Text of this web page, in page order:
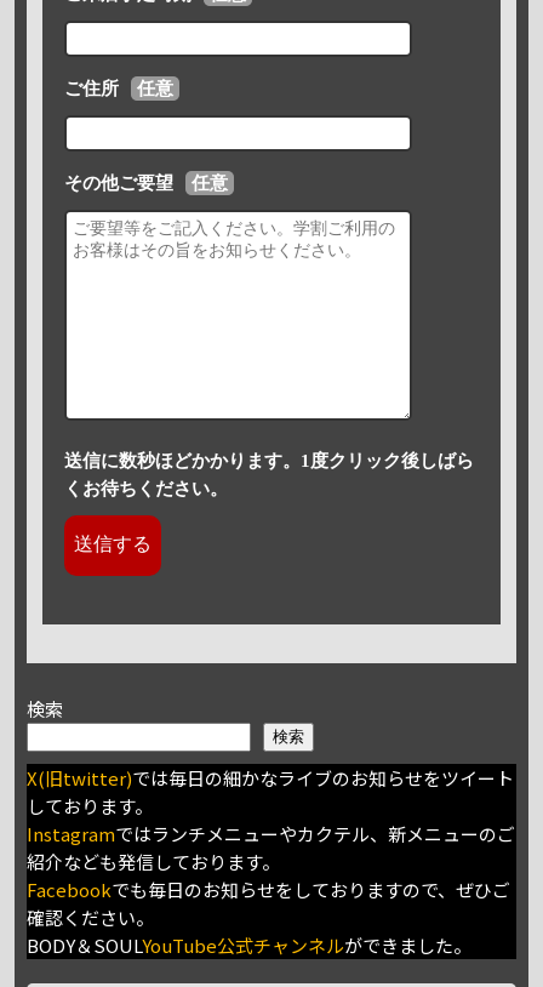
ご住所 任意
その他ご要望 任意
送信に数秒ほどかかります。1度クリック後しばら
くお待ちください。
検索
検索
X(旧twitter)では毎日の細かなライブのお知らせをツイート
しております。
Instagramではランチメニューやカクテル、新メニューのご
紹介なども発信しております。
Facebookでも毎日のお知らせをしておりますので、ぜひご
確認ください。
BODY＆SOULYouTube公式チャンネルができました。